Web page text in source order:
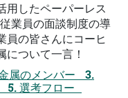
したペーパーレス
業員の面談制度の導
の皆さんにコーヒ
について一言！
属のメンバー 3.
選考フロー